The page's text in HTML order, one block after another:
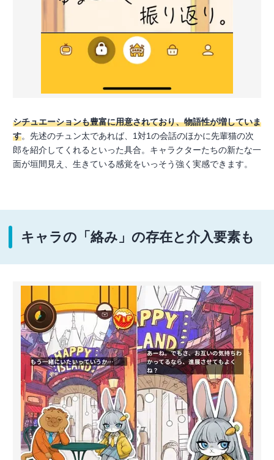
シチュエーションも豊富に用意されており、物語性が増していま
す。先述のチュン太であれば、1対1の会話のほかに先輩猫の次
郎を紹介してくれるといった具合。キャラクターたちの新たな一
面が垣間見え、生きている感覚をいっそう強く実感できます。
キャラの「絡み」の存在と介入要素も